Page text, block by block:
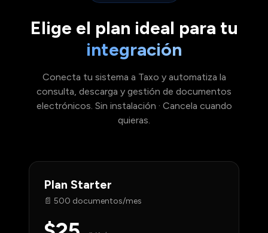
Elige el plan ideal para tu
integración
Conecta tu sistema a Taxo y automatiza la
consulta, descarga y gestión de documentos
electrónicos. Sin instalación · Cancela cuando
quieras.
Plan Starter
📄 500 documentos/mes